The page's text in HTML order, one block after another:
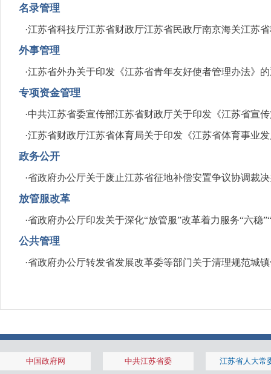
名录管理
·江苏省科技厅江苏省财政厅江苏省民政厅南京海关江苏
外事管理
·江苏省外办关于印发《江苏省青年友好使者管理办法》
专项资金管理
·中共江苏省委宣传部江苏省财政厅关于印发《江苏省宣
·江苏省财政厅江苏省体育局关于印发《江苏省体育事业
政务公开
·省政府办公厅关于废止江苏省征地补偿安置争议协调裁
放管服改革
·省政府办公厅印发关于深化“放管服”改革着力服务“六稳
公共管理
·省政府办公厅转发省发展改革委等部门关于清理规范城
中国政府网 中共江苏省委 江苏省人大常